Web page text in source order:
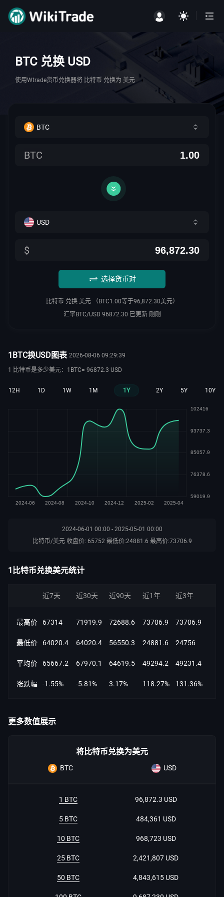
BTC 兑换 USD
使用Wtrade货币兑换器将 比特币 兑换为 美元
BTC
BTC
USD
$
选择货币对
比特币 兑换 美元 （BTC1.00等于96,872.30美元）
汇率BTC/USD 96872.30 已更新 刚刚
1BTC换USD图表 2026-08-06 09:29:39
1 比特币是多少美元：1BTC= 96872.3 USD
12H 1D 1W 1M 1Y 2Y 5Y 10Y
2024-06-01 00:00 - 2025-05-01 00:00
比特币/美元 收盘价: 65752 最低价:24881.6 最高价:73706.9
1比特币兑换美元统计
最高价
最低价
平均价
涨跌幅
近7天
67314
64020.4
65667.2
-1.55%
近30天
71919.9
64020.4
67970.1
-5.81%
近90天
72688.6
56550.3
64619.5
3.17%
近1年
73706.9
24881.6
49294.2
118.27%
近3年
73706.9
24756
49231.4
131.36%
更多数值展示
将比特币兑换为美元
BTC USD
1 BTC 96,872.3 USD
5 BTC 484,361 USD
10 BTC 968,723 USD
25 BTC 2,421,807 USD
50 BTC 4,843,615 USD